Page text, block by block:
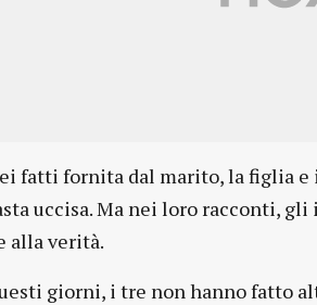
fatti fornita dal marito, la figlia
uccisa. Ma nei loro racconti,
alla verità.
giorni, i tre non hanno fatto